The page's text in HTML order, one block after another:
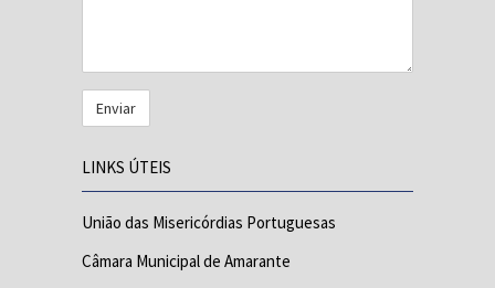
LINKS ÚTEIS
União das Misericórdias Portuguesas
Câmara Municipal de Amarante